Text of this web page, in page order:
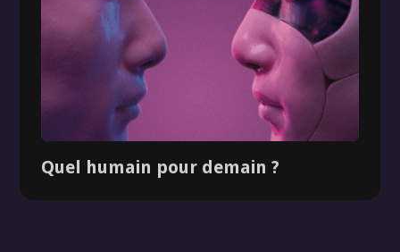
Quel humain pour demain ?